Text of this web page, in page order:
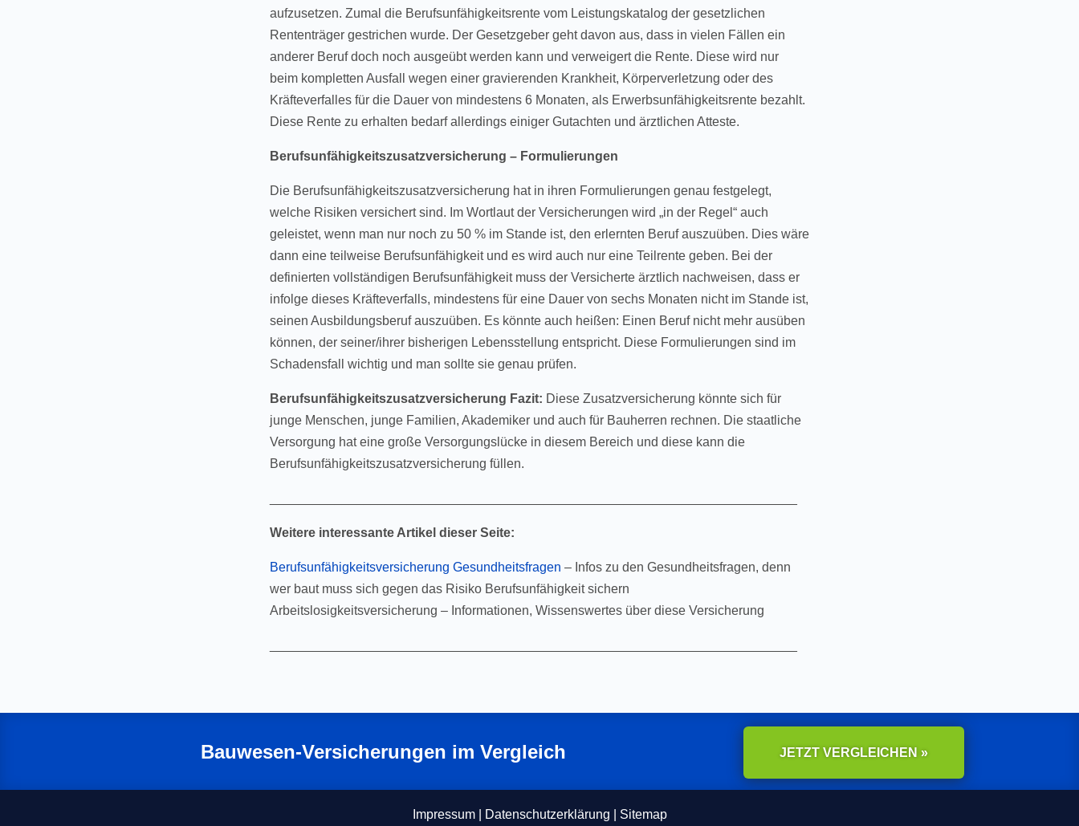
aufzusetzen. Zumal die Berufsunfähigkeitsrente vom Leistungskatalog der gesetzlichen
Rententräger gestrichen wurde. Der Gesetzgeber geht davon aus, dass in vielen Fällen ein
anderer Beruf doch noch ausgeübt werden kann und verweigert die Rente. Diese wird nur
beim kompletten Ausfall wegen einer gravierenden Krankheit, Körperverletzung oder des
Kräfteverfalles für die Dauer von mindestens 6 Monaten, als Erwerbsunfähigkeitsrente bezahlt.
Diese Rente zu erhalten bedarf allerdings einiger Gutachten und ärztlichen Atteste.
Berufsunfähigkeitszusatzversicherung – Formulierungen
Die Berufsunfähigkeitszusatzversicherung hat in ihren Formulierungen genau festgelegt,
welche Risiken versichert sind. Im Wortlaut der Versicherungen wird „in der Regel“ auch
geleistet, wenn man nur noch zu 50 % im Stande ist, den erlernten Beruf auszuüben. Dies wäre
dann eine teilweise Berufsunfähigkeit und es wird auch nur eine Teilrente geben. Bei der
definierten vollständigen Berufsunfähigkeit muss der Versicherte ärztlich nachweisen, dass er
infolge dieses Kräfteverfalls, mindestens für eine Dauer von sechs Monaten nicht im Stande ist,
seinen Ausbildungsberuf auszuüben. Es könnte auch heißen: Einen Beruf nicht mehr ausüben
können, der seiner/ihrer bisherigen Lebensstellung entspricht. Diese Formulierungen sind im
Schadensfall wichtig und man sollte sie genau prüfen.
Berufsunfähigkeitszusatzversicherung Fazit: Diese Zusatzversicherung könnte sich für
junge Menschen, junge Familien, Akademiker und auch für Bauherren rechnen. Die staatliche
Versorgung hat eine große Versorgungslücke in diesem Bereich und diese kann die
Berufsunfähigkeitszusatzversicherung füllen.
Weitere interessante Artikel dieser Seite:
Berufsunfähigkeitsversicherung Gesundheitsfragen – Infos zu den Gesundheitsfragen, denn
wer baut muss sich gegen das Risiko Berufsunfähigkeit sichern
Arbeitslosigkeitsversicherung – Informationen, Wissenswertes über diese Versicherung
Bauwesen-Versicherungen im Vergleich JETZT VERGLEICHEN »
Impressum| Datenschutzerklärung Sitemap